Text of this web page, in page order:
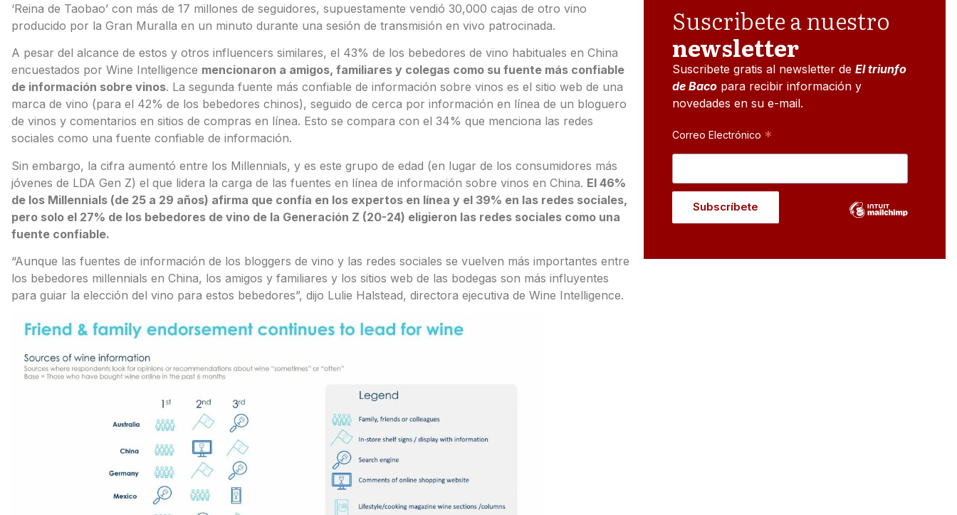
‘Reina de Taobao’ con más de 17 millones de seguidores, supuestamente vendió 30,000 cajas de otro vino
producido por la Gran Muralla en un minuto durante una sesión de transmisión en vivo patrocinada.
A pesar del alcance de estos y otros influencers similares, el 43% de los bebedores de vino habituales en China
encuestados por Wine Intelligence mencionaron a amigos, familiares y colegas como su fuente más confiable
de información sobre vinos. La segunda fuente más confiable de información sobre vinos es el sitio web de una
marca de vino (para el 42% de los bebedores chinos), seguido de cerca por información en línea de un bloguero
de vinos y comentarios en sitios de compras en línea. Esto se compara con el 34% que menciona las redes
sociales como una fuente confiable de información.
Sin embargo, la cifra aumentó entre los Millennials, y es este grupo de edad (en lugar de los consumidores más
jóvenes de LDA Gen Z) el que lidera la carga de las fuentes en línea de información sobre vinos en China. El 46%
de los Millennials (de 25 a 29 años) afirma que confía en los expertos en línea y el 39% en las redes sociales,
pero solo el 27% de los bebedores de vino de la Generación Z (20-24) eligieron las redes sociales como una
fuente confiable.
“Aunque las fuentes de información de los bloggers de vino y las redes sociales se vuelven más importantes entre
los bebedores millennials en China, los amigos y familiares y los sitios web de las bodegas son más influyentes
para guiar la elección del vino para estos bebedores”, dijo Lulie Halstead, directora ejecutiva de Wine Intelligence.
Suscribete a nuestro
newsletter
Suscribete gratis al newsletter deEl triunfo
de Baco para recibir información y
novedades en su e-mail.
Correo Electrónico *